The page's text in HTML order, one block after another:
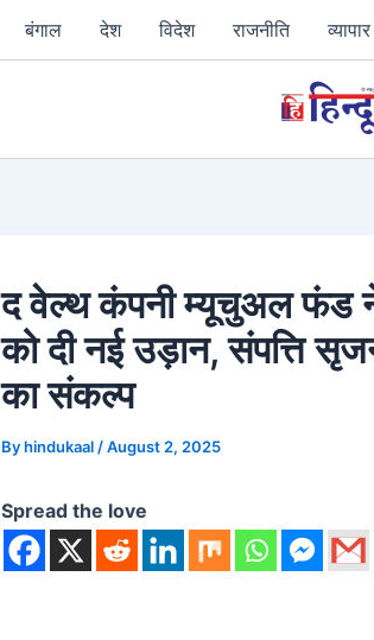
बंगाल देश विदेश राजनीति व्‍यापार
द वेल्थ कंपनी म्यूचुअल फंड
को दी नई उड़ान, संपत्ति
का संकल्प
Byhindukaal /August 2, 2025
Spread the love